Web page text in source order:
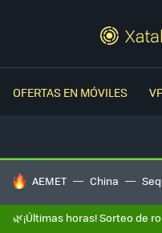
OFERTAS EN MÓVILES
HOY SE HABLA DE
AEMET China
🌿¡Últimas horas! Sorteo de